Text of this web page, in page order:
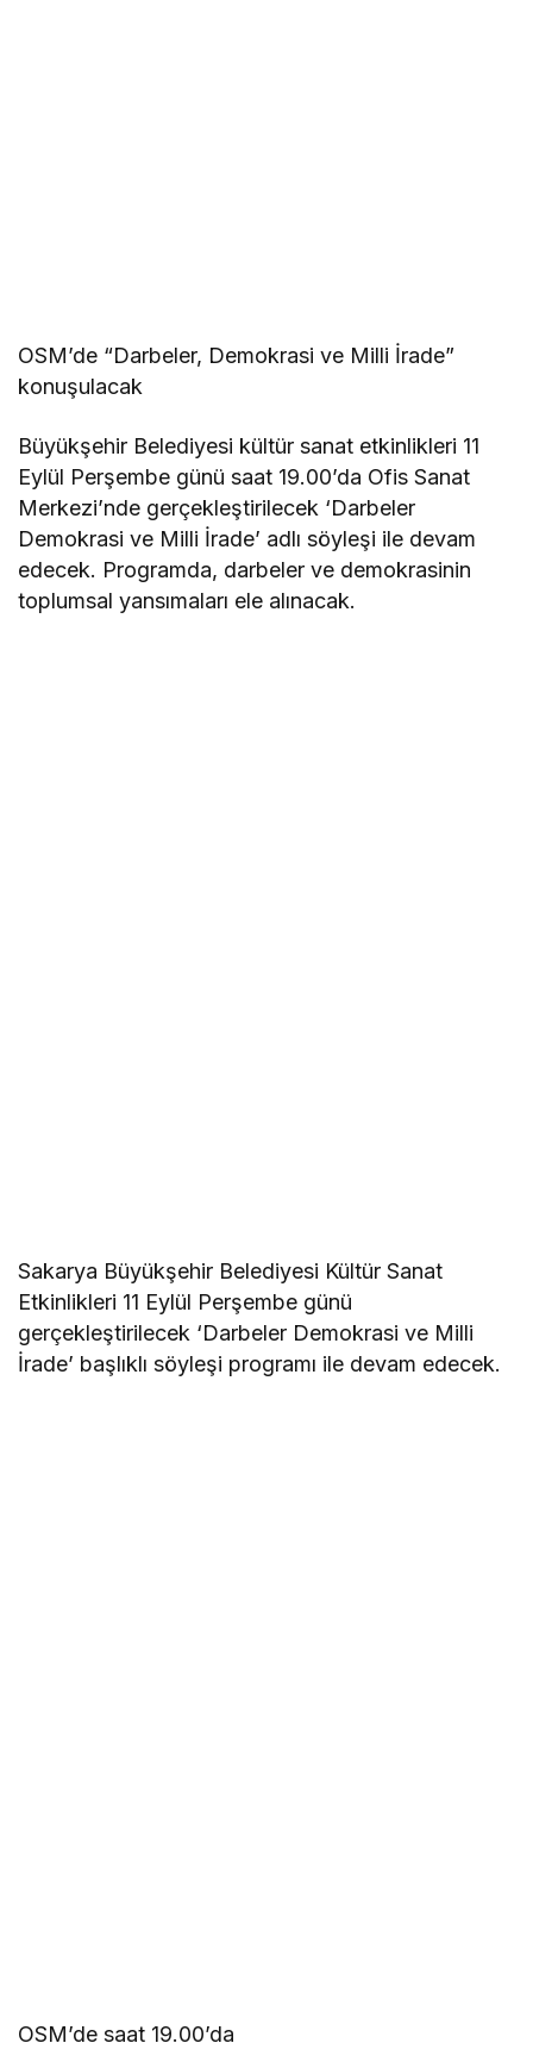
OSM’de “Darbeler, Demokrasi ve Milli İrade”
konuşulacak
Büyükşehir Belediyesi kültür sanat etkinlikleri 11
Eylül Perşembe günü saat 19.00’da Ofis Sanat
Merkezi’nde gerçekleştirilecek ‘Darbeler
Demokrasi ve Milli İrade’ adlı söyleşi ile devam
edecek. Programda, darbeler ve demokrasinin
toplumsal yansımaları ele alınacak.
Sakarya Büyükşehir Belediyesi Kültür Sanat
Etkinlikleri 11 Eylül Perşembe günü
gerçekleştirilecek ‘Darbeler Demokrasi ve Milli
İrade’ başlıklı söyleşi programı ile devam edecek.
OSM’de saat 19.00’da